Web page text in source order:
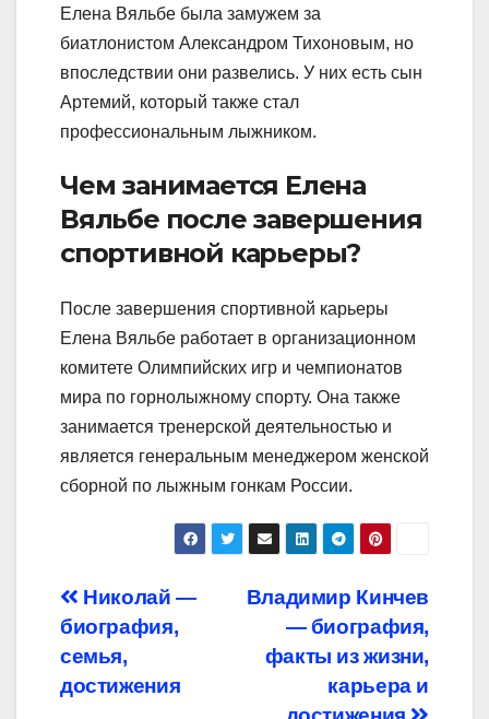
Елена Вяльбе была замужем за
биатлонистом Александром Тихоновым, но
впоследствии они развелись. У них есть сын
Артемий, который также стал
профессиональным лыжником.
Чем занимается Елена
Вяльбе после завершения
спортивной карьеры?
После завершения спортивной карьеры
Елена Вяльбе работает в организационном
комитете Олимпийских игр и чемпионатов
мира по горнолыжному спорту. Она также
занимается тренерской деятельностью и
является генеральным менеджером женской
сборной по лыжным гонкам России.
Навигация
по
записям
Владимир Кинчев
— биография,
факты из жизни,
карьера и
Николай —
биография,
семья,
достижения